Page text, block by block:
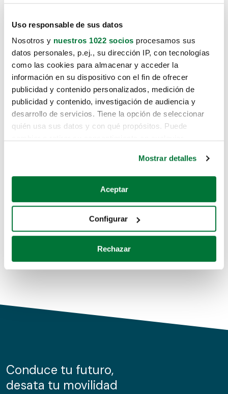
Uso responsable de sus datos
Nosotros y nuestros 1022 socios procesamos sus
datos personales, p.ej., su dirección IP, con tecnologías
como las cookies para almacenar y acceder la
información en su dispositivo con el fin de ofrecer
publicidad y contenido personalizados, medición de
publicidad y contenido, investigación de audiencia y
desarrollo de servicios. Tiene la opción de seleccionar
quién usa sus datos y con qué propósitos. Puede
Si lo permite, también quisiéramos:
Recopilar información sobre su ubicación geográfica
Identificar su dispositivo analizándolo activamente
para buscar características específicas (huellas
Obtenga más información sobre cómo se procesan sus
de cookies.
información sobre el uso que haga del sitio web con
nuestros partners de redes sociales, publicidad y análisis
Mostrar detalles
Aceptar
Configurar
Rechazar
Lo sentimos, no sabemos como
te hemos traido hasta aquí.
Pero puedes encontrar el coche que estás
buscando en alguno de estos enlaces:
Coches de segunda mano
Coches de km0
Conduce tu futuro,
desata tu movilidad